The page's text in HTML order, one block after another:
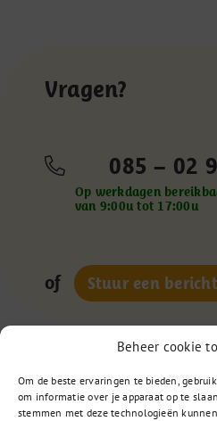
Beheer cookie
Om de beste ervaringen te bieden,
om informatie over je apparaat op te
stemmen met deze technologieën
Vragen?
085 – 02
Op werkdagen
van 9:00u tot 17:00u
of Stuur een bericht